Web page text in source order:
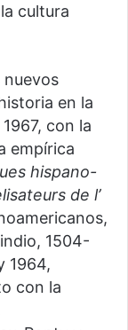
cultura
nuevos
en la
con la
empírica
hispano-
de l’
1504-
1964,
con la